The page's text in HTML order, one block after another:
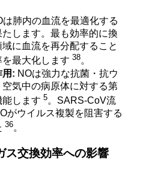
は肺内の血流を最適化する
たします。最も効率的に換
に血流を再分配すること
を最大化します38。
用: NOは強力な抗菌・抗ウ
気中の病原体に対する第
能します5。SARS-CoV流
がウイルス複製を阻害する
36。
ス交換効率への影響